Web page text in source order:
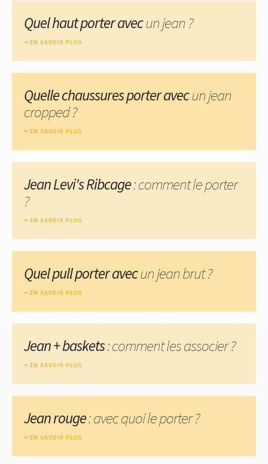
Quel haut porter avecun jean ?
EN SAVOIR PLUS
Quelle chaussures porter avecun jean
cropped ?
EN SAVOIR PLUS
Jean Levi's Ribcage: comment le porter
?
EN SAVOIR PLUS
Quel pull porter avecun jean brut ?
EN SAVOIR PLUS
Jean + baskets: comment les associer ?
EN SAVOIR PLUS
Jean rouge: avec quoi le porter ?
EN SAVOIR PLUS